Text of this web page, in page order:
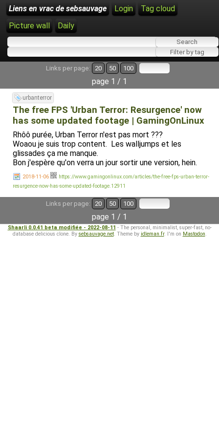
Liens en vrac de sebsauvage Login
Tag cloud
Picture wall
Daily
Links per page: 20 50 100
page 1 / 1
urbanterror
The free FPS 'Urban Terror: Resurgence' now
has some updated footage | GamingOnLinux
Rhôô purée, Urban Terror n'est pas mort ???
Woaou je suis trop content. Les walljumps et les
glissades ça me manque.
Bon j'espère qu'on verra un jour sortir une version, hein.
2018-11-06
https://www.gamingonlinux.com/articles/the-free-fps-urban-terror-
resurgence-now-has-some-updated-footage.12911
Links per page: 20 50 100
page 1 / 1
Shaarli 0.0.41 beta modifiée - 2022-08-11 - The personal, minimalist, super-fast, no-
database delicious clone. By sebsauvage.net. Theme by idleman.fr. I'm on Mastodon.